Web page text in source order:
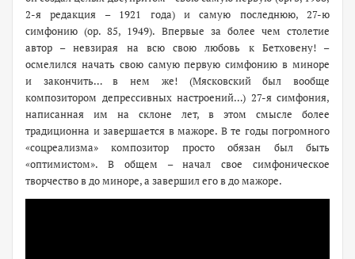
2-я редакция – 1921 года) и самую последнюю, 27-ю
симфонию (ор. 85, 1949). Впервые за более чем столетие
автор – невзирая на всю свою любовь к Бетховену! –
осмелился начать свою самую первую симфонию в миноре
и закончить… в нем же! (Мясковский был вообще
композитором депрессивных настроений…) 27-я симфония,
написанная им на склоне лет, в этом смысле более
традиционна и завершается в мажоре. В те годы погромного
«соцреализма» композитор просто обязан был быть
«оптимистом». В общем – начал свое симфоническое
творчество в до миноре, а завершил его в до мажоре.